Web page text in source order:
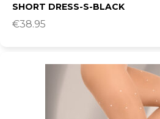
SHORT DRESS-S-BLACK
€38.95